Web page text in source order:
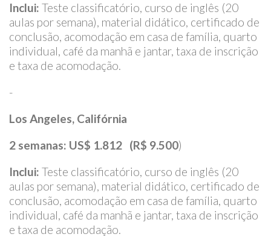
Inclui: Teste classificatório, curso de inglês (20
aulas por semana), material didático, certificado de
conclusão, acomodação em casa de família, quarto
individual, café da manhã e jantar, taxa de inscrição
e taxa de acomodação.
-
Los Angeles, Califórnia
2 semanas: US$ 1.812 (R$ 9.500)
Inclui: Teste classificatório, curso de inglês (20
aulas por semana), material didático, certificado de
conclusão, acomodação em casa de família, quarto
individual, café da manhã e jantar, taxa de inscrição
e taxa de acomodação.